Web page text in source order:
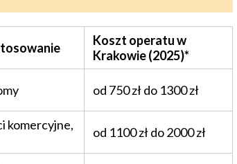
Koszt operatu w
Krakowie (2025)*
od 750 zł do 1300 zł
komercyjne,
od 1100 zł do 2000 zł